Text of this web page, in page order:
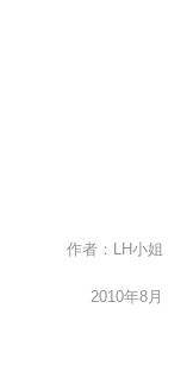
作者：LH小姐
2010年8月